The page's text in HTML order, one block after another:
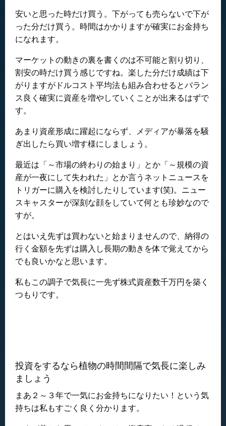
安いと思った時だけ買う。下がっても売らないで下が
った分だけ買う。時間はかかりますが確実にお金持ち
になれます。
マーケットの動きの裏を書くのは不可能と割り切り、
割安の時だけ買う感じですね。楽した分だけ成績は下
がりますがドルコスト平均法も組み合わせるとバラン
ス良く確実に資産を増やしていくことが出来るはずで
す。
あまり資産形成に躍起にならず、メディアが暴落を騒
ぎ出したら買い増す様にしましょう。
最近は「～市場の終わりの始まり」とか「～規模の資
産が一夜にして失われた」とか言うネットニュースを
トリガーに購入を検討したりしています(笑)。ニュー
スキャスターが深刻な顔をしていて何とも珍妙なので
すが。
とはいえ先ずは買わないと始まりませんので、納得の
行く金額を先ずは購入し長期の動きを体で覚えてから
でも良いかなと思います。
私もこの調子で気長に一先ず株式資産数千万円を築く
つもりです。
投資をするなら植物の時間間隔で気長に楽しみ
ましょう
まあ２～３年で一気にお金持ちになりたい！という気
持ちは私もすごく良く分かります。